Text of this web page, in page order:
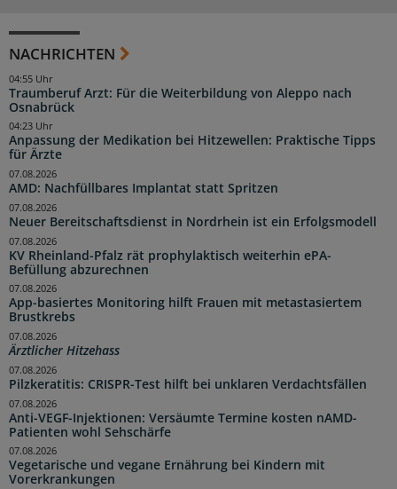
NACHRICHTEN
Traumberuf Arzt: Für die Weiterbildung von Aleppo nach
Osnabrück
04:55 Uhr
Anpassung der Medikation bei Hitzewellen: Praktische Tipps
für Ärzte
04:23 Uhr
AMD: Nachfüllbares Implantat statt Spritzen
07.08.2026
Neuer Bereitschaftsdienst in Nordrhein ist ein Erfolgsmodell
07.08.2026
KV Rheinland-Pfalz rät prophylaktisch weiterhin ePA-
Befüllung abzurechnen
07.08.2026
App-basiertes Monitoring hilft Frauen mit metastasiertem
Brustkrebs
07.08.2026
Ärztlicher Hitzehass
07.08.2026
Pilzkeratitis: CRISPR-Test hilft bei unklaren Verdachtsfällen
07.08.2026
Anti-VEGF-Injektionen: Versäumte Termine kosten nAMD-
Patienten wohl Sehschärfe
07.08.2026
Vegetarische und vegane Ernährung bei Kindern mit
Vorerkrankungen
07.08.2026